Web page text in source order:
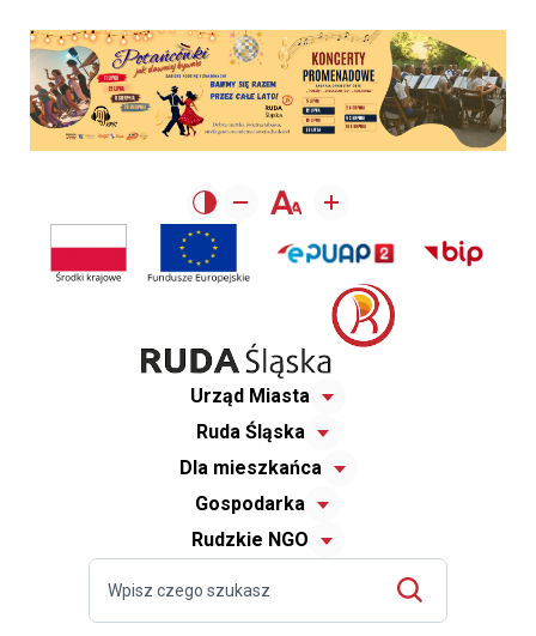
Urząd Miasta
Ruda Śląska
Dla mieszkańca
Gospodarka
Rudzkie NGO